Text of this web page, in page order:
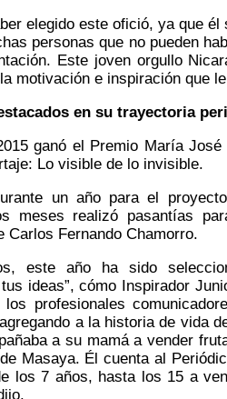
elegido este ofició, ya que
personas que no pueden
Este joven orgullo
motivación e inspiración que
en su trayectoria
ganó el Premio María
Lo visible de lo invisible.
un año para el
meses realizó pasantías
Carlos Fernando Chamorro.
este año ha sido
tus ideas”, cómo Inspirador
profesionales
a la historia de vida
a su mamá a vender
Masaya. Él cuenta al
los 7 años, hasta los 15 a